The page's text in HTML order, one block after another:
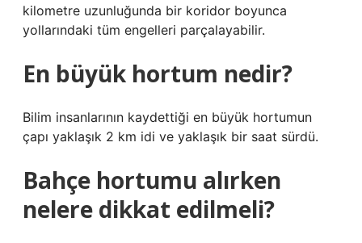
kilometre uzunluğunda bir koridor boyunca
yollarındaki tüm engelleri parçalayabilir.
En büyük hortum nedir?
Bilim insanlarının kaydettiği en büyük hortumun
çapı yaklaşık 2 km idi ve yaklaşık bir saat sürdü.
Bahçe hortumu alırken
nelere dikkat edilmeli?